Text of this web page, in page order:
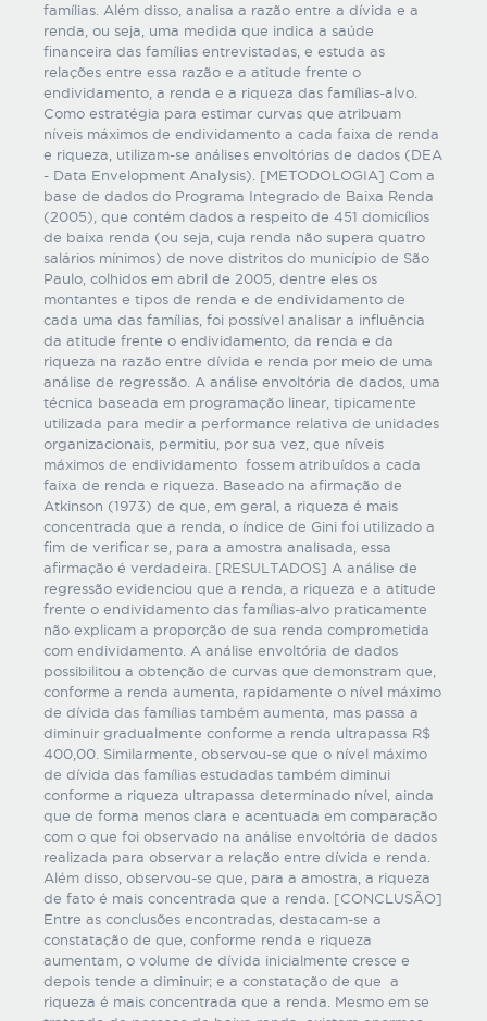
famílias. Além disso, analisa a razão entre a dívida e a
renda, ou seja, uma medida que indica a saúde
financeira das famílias entrevistadas, e estuda as
relações entre essa razão e a atitude frente o
endividamento, a renda e a riqueza das famílias-alvo.
Como estratégia para estimar curvas que atribuam
níveis máximos de endividamento a cada faixa de renda
e riqueza, utilizam-se análises envoltórias de dados (DEA
- Data Envelopment Analysis). [METODOLOGIA] Com a
base de dados do Programa Integrado de Baixa Renda
(2005), que contém dados a respeito de 451 domicílios
de baixa renda (ou seja, cuja renda não supera quatro
salários mínimos) de nove distritos do município de São
Paulo, colhidos em abril de 2005, dentre eles os
montantes e tipos de renda e de endividamento de
cada uma das famílias, foi possível analisar a influência
da atitude frente o endividamento, da renda e da
riqueza na razão entre dívida e renda por meio de uma
análise de regressão. A análise envoltória de dados, uma
técnica baseada em programação linear, tipicamente
utilizada para medir a performance relativa de unidades
organizacionais, permitiu, por sua vez, que níveis
máximos de endividamento fossem atribuídos a cada
faixa de renda e riqueza. Baseado na afirmação de
Atkinson (1973) de que, em geral, a riqueza é mais
concentrada que a renda, o índice de Gini foi utilizado a
fim de verificar se, para a amostra analisada, essa
afirmação é verdadeira. [RESULTADOS] A análise de
regressão evidenciou que a renda, a riqueza e a atitude
frente o endividamento das famílias-alvo praticamente
não explicam a proporção de sua renda comprometida
com endividamento. A análise envoltória de dados
possibilitou a obtenção de curvas que demonstram que,
conforme a renda aumenta, rapidamente o nível máximo
de dívida das famílias também aumenta, mas passa a
diminuir gradualmente conforme a renda ultrapassa R$
400,00. Similarmente, observou-se que o nível máximo
de dívida das famílias estudadas também diminui
conforme a riqueza ultrapassa determinado nível, ainda
que de forma menos clara e acentuada em comparação
com o que foi observado na análise envoltória de dados
realizada para observar a relação entre dívida e renda.
Além disso, observou-se que, para a amostra, a riqueza
de fato é mais concentrada que a renda. [CONCLUSÃO]
Entre as conclusões encontradas, destacam-se a
constatação de que, conforme renda e riqueza
aumentam, o volume de dívida inicialmente cresce e
depois tende a diminuir; e a constatação de que a
riqueza é mais concentrada que a renda. Mesmo em se